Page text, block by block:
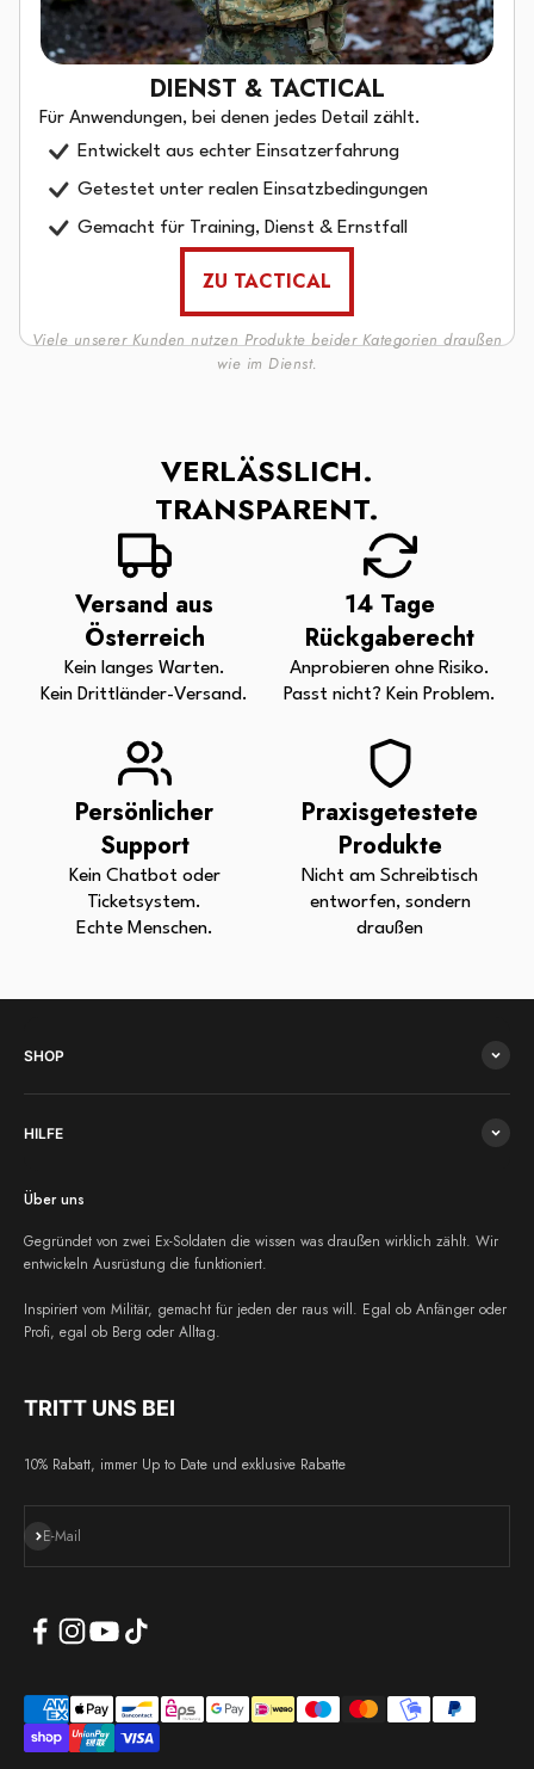
DIENST & TACTICAL
Für Anwendungen, bei denen jedes Detail zählt.
Entwickelt aus echter Einsatzerfahrung
Getestet unter realen Einsatzbedingungen
Gemacht für Training, Dienst & Ernstfall
ZU TACTICAL
Viele unserer Kunden nutzen Produkte beider Kategorien draußen
wie im Dienst.
VERLÄSSLICH.
TRANSPARENT.
Versand aus
Österreich
Kein langes Warten.
Kein Drittländer-Versand.
14 Tage
Rückgaberecht
Anprobieren ohne Risiko.
Passt nicht? Kein Problem.
Persönlicher
Support
Kein Chatbot oder
Ticketsystem.
Echte Menschen.
Praxisgetestete
Produkte
Nicht am Schreibtisch
entworfen, sondern
draußen
SHOP
HILFE
Über uns
Gegründet von zwei Ex-Soldaten die wissen was draußen wirklich zählt. Wir
entwickeln Ausrüstung die funktioniert.
Inspiriert vom Militär, gemacht für jeden der raus will. Egal ob Anfänger oder
Profi, egal ob Berg oder Alltag.
TRITT UNS BEI
10% Rabatt, immer Up to Date und exklusive Rabatte
E-Mail
Abonnieren